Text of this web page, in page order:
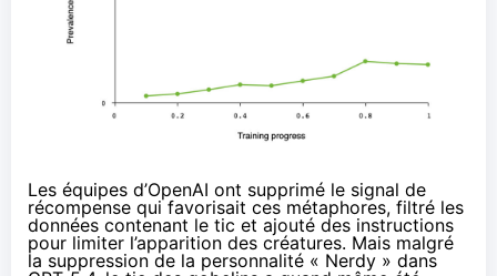
Les équipes d’OpenAI ont supprimé le signal de
récompense qui favorisait ces métaphores, filtré les
données contenant le tic et ajouté des instructions
pour limiter l’apparition des créatures. Mais malgré
la suppression de la personnalité « Nerdy » dans